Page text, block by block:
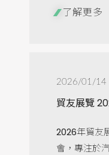
了解更多
2026/01/14
貿友展覽
2026年貿友
會，專注於